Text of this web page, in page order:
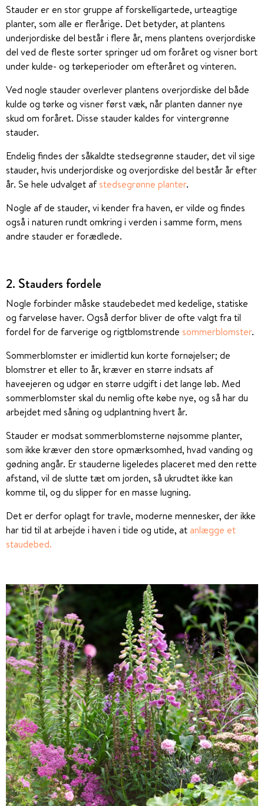
Stauder er en stor gruppe af forskelligartede, urteagtige
planter, som alle er flerårige. Det betyder, at plantens
underjordiske del består i flere år, mens plantens overjordiske
del ved de fleste sorter springer ud om foråret og visner bort
under kulde- og tørkeperioder om efteråret og vinteren.
Ved nogle stauder overlever plantens overjordiske del både
kulde og tørke og visner først væk, når planten danner nye
skud om foråret. Disse stauder kaldes for vintergrønne
stauder.
Endelig findes der såkaldte stedsegrønne stauder, det vil sige
stauder, hvis underjordiske og overjordiske del består år efter
år. Se hele udvalget afstedsegrønne planter.
Nogle af de stauder, vi kender fra haven, er vilde og findes
også i naturen rundt omkring i verden i samme form, mens
andre stauder er forædlede.
2. Stauders fordele
Nogle forbinder måske staudebedet med kedelige, statiske
og farveløse haver. Også derfor bliver de ofte valgt fra til
fordel for de farverige og rigtblomstrende sommerblomster.
Sommerblomster er imidlertid kun korte fornøjelser; de
blomstrer et eller to år, kræver en større indsats af
haveejeren og udgør en større udgift i det lange løb. Med
sommerblomster skal du nemlig ofte købe nye, og så har du
arbejdet med såning og udplantning hvert år.
Stauder er modsat sommerblomsterne nøjsomme planter,
som ikke kræver den store opmærksomhed, hvad vanding og
gødning angår. Er stauderne ligeledes placeret med den rette
afstand, vil de slutte tæt om jorden, så ukrudtet ikke kan
komme til, og du slipper for en masse lugning.
Det er derfor oplagt for travle, moderne mennesker, der ikke
har tid til at arbejde i haven i tide og utide, at anlægge et
staudebed.